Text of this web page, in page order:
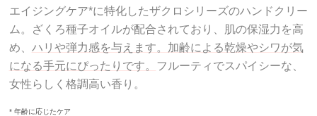
エイジングケア*に特化したザクロシリーズのハンドクリー
ム。ざくろ種子オイルが配合されており、肌の保湿力を高
め、 ハリや弾力感を与えます。加齢による乾燥やシワが気
になる手元にぴったりです。 フルーティでスパイシーな、
女性らしく格調高い香り。
* 年齢に応じたケア